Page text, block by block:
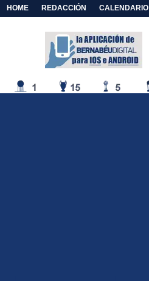
HOME REDACCIÓN CALENDARIO